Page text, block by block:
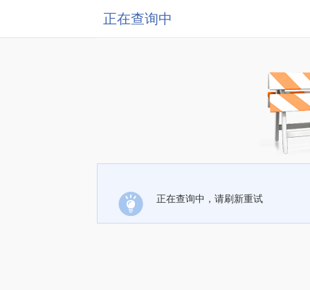
正在查询中
正在查询中，请刷新重试